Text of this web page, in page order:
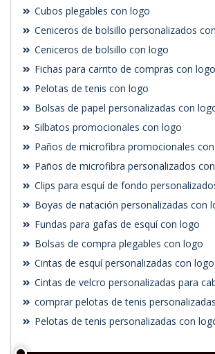
Cubos plegables con logo
Ceniceros de bolsillo personalizados
Ceniceros de bolsillo con logo
Fichas para carrito de compras con logo
Pelotas de tenis con logo
Bolsas de papel personalizadas con
Silbatos promocionales con logo
Paños de microfibra promocionales
Paños de microfibra personalizados
Clips para esquí de fondo
Boyas de natación personalizadas con
Fundas para gafas de esquí con logo
Bolsas de compra plegables con logo
Cintas de esquí personalizadas con logo
Cintas de velcro personalizadas para
comprar pelotas de tenis personalizadas
Pelotas de tenis personalizadas con